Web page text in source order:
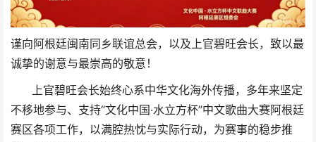
谨向阿根廷闽南同乡联谊总会，以及上官碧旺会长，致以最
诚挚的谢意与最崇高的敬意！
上官碧旺会长始终心系中华文化海外传播，多年来坚定
不移地参与、支持“文化中国·水立方杯”中文歌曲大赛阿根廷
赛区各项工作，以满腔热忱与实际行动，为赛事的稳步推